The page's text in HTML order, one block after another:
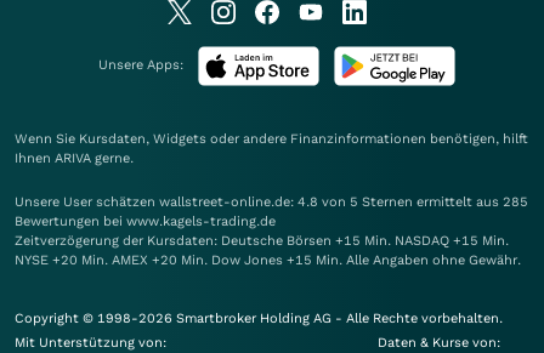
Unsere Apps:
Wenn Sie Kursdaten, Widgets oder andere Finanzinformationen benötigen, hilft
Ihnen ARIVA gerne.
Unsere User schätzen wallstreet-online.de: 4.8 von 5 Sternen ermittelt aus 285
Bewertungen bei www.kagels-trading.de
Zeitverzögerung der Kursdaten: Deutsche Börsen +15 Min. NASDAQ +15 Min.
NYSE +20 Min. AMEX +20 Min. Dow Jones +15 Min. Alle Angaben ohne Gewähr.
Copyright © 1998-2026 Smartbroker Holding AG - Alle Rechte vorbehalten.
Mit Unterstützung von:
Daten & Kurse von: